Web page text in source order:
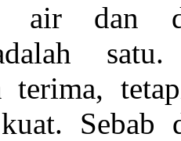
air dan
satu.
terima,
Sebab